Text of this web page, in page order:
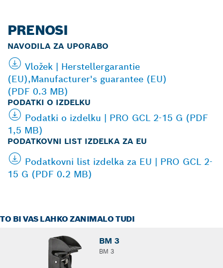
PRENOSI
NAVODILA ZA UPORABO
Vložek | Herstellergarantie
(EU),Manufacturer's guarantee (EU)
(PDF 0.3 MB)
PODATKI O IZDELKU
Podatki o izdelku | PRO GCL 2-15 G (PDF
1,5 MB)
PODATKOVNI LIST IZDELKA ZA EU
Podatkovni list izdelka za EU | PRO GCL 2-
15 G (PDF 0.2 MB)
TO BI VAS LAHKO ZANIMALO TUDI
BM 3
BM 3